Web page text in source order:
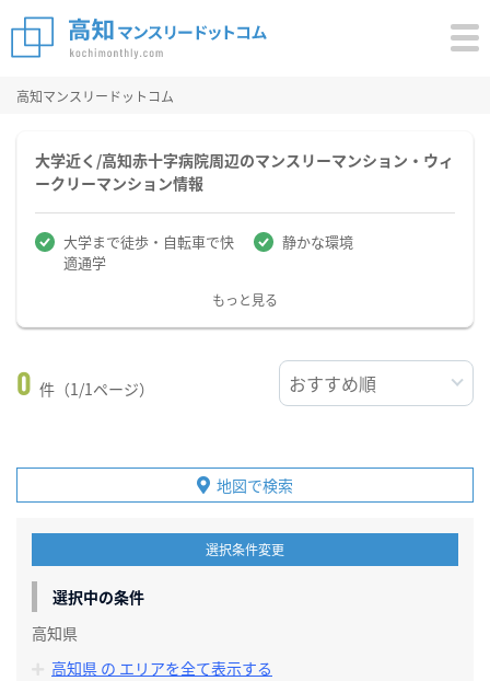
高知マンスリードットコム
大学近く/高知赤十字病院周辺のマンスリーマンション・ウィ
ークリーマンション情報
大学まで徒歩・自転車で快
適通学
静かな環境
もっと見る
0 件（1/1ページ）
地図で検索
選択条件変更
選択中の条件
高知県
高知県 の エリアを全て表示する